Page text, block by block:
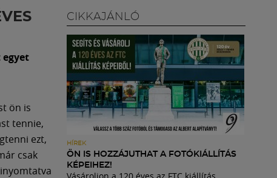
ön is
tennie,
ezt,
csak
CIKKAJÁNLÓ
HÍREK
ÖN IS HOZZÁJUTHAT A FOTÓKIÁLLÍTÁS
KÉPEIHEZ!